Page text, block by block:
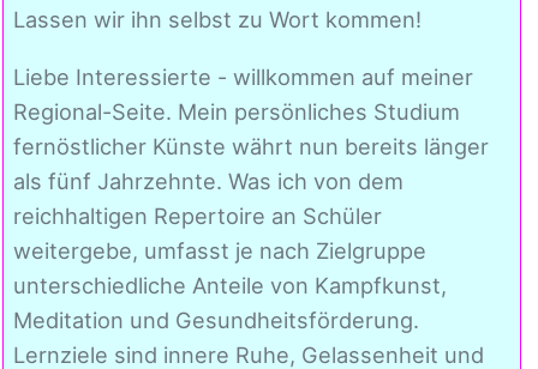
Lassen wir ihn selbst zu Wort kommen!
Liebe Interessierte - willkommen auf meiner
Regional-Seite. Mein persönliches Studium
fernöstlicher Künste währt nun bereits länger
als fünf Jahrzehnte. Was ich von dem
reichhaltigen Repertoire an Schüler
weitergebe, umfasst je nach Zielgruppe
unterschiedliche Anteile von Kampfkunst,
Meditation und Gesundheitsförderung.
Lernziele sind innere Ruhe, Gelassenheit und